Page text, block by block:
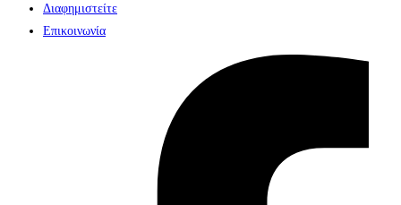
Διαφημιστείτε
Επικοινωνία